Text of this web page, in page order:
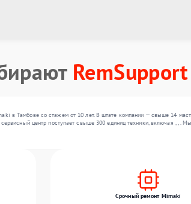
RemSupport
в Тамбове со стажем от 10 лет. В штате компании — свыше 14
центр поступает свыше 300 единиц техники, включая , , .
Срочный ремонт Mimaki